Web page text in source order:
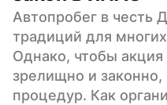
Автопробег в честь
традиций для
Однако, чтобы
зрелищно и
процедур. Как